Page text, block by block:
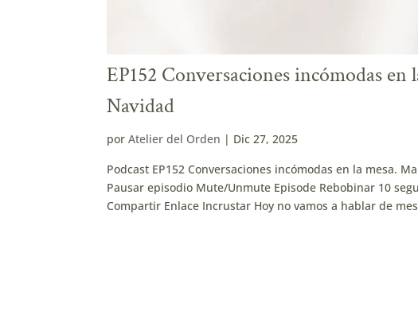
EP152 Conversaciones incómodas
Navidad
porAtelier del Orden | Dic 27, 2025
Podcast EP152 Conversaciones incómodas en la mesa.
Pausar episodio Mute/Unmute Episode Rebobinar 10
Compartir Enlace Incrustar Hoy no vamos a hablar de